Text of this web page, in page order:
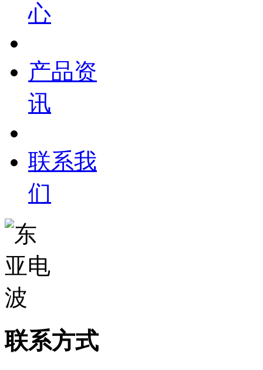
心
产品资
讯
联系我
们
联系方式